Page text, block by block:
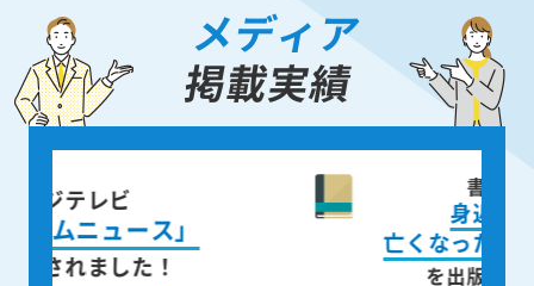
メディア
掲載実績
身近な人が
亡くなった後の遺品整理